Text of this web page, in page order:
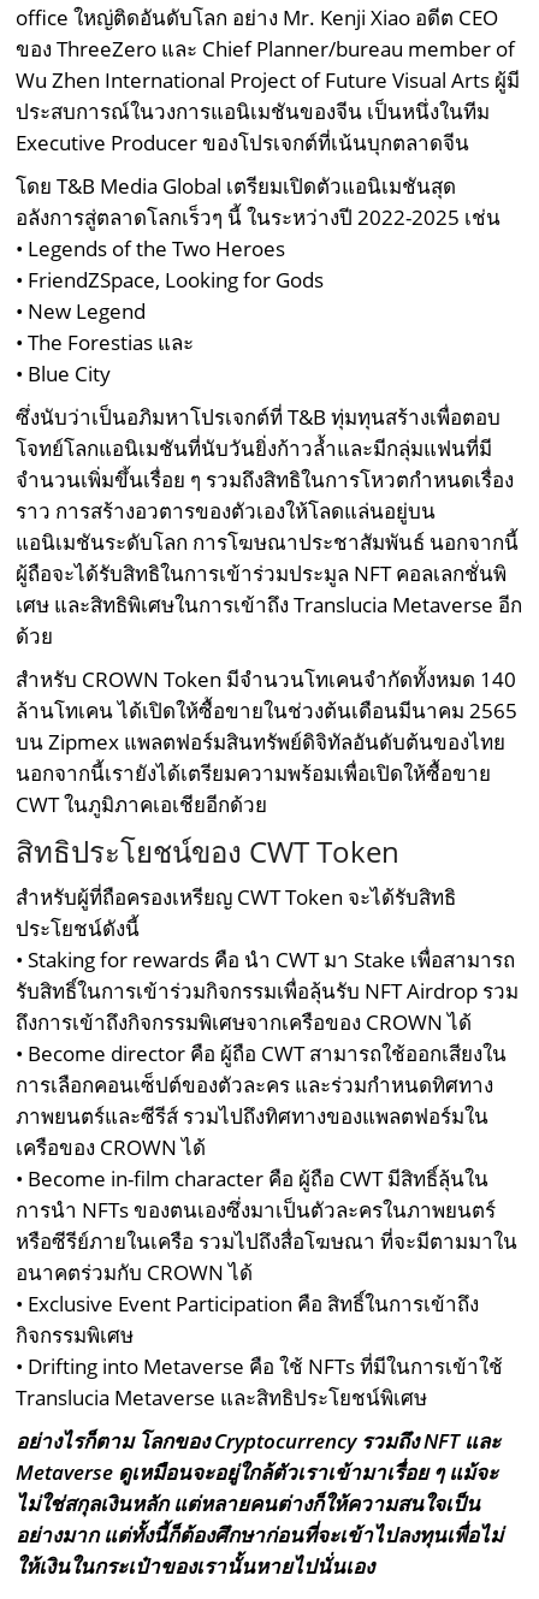
office ใหญ่ติดอันดับโลก อย่าง Mr. Kenji Xiao อดีต CEO
ของ ThreeZero และ Chief Planner/bureau member of
Wu Zhen International Project of Future Visual Arts ผู้มี
ประสบการณ์ในวงการแอนิเมชันของจีน เป็นหนึ่งในทีม
Executive Producer ของโปรเจกต์ที่เน้นบุกตลาดจีน
โดย T&B Media Global เตรียมเปิดตัวแอนิเมชันสุด
อลังการสู่ตลาดโลกเร็วๆ นี้ ในระหว่างปี 2022-2025 เช่น
• Legends of the Two Heroes
• FriendZSpace, Looking for Gods
• New Legend
• The Forestias และ
• Blue City
ซึ่งนับว่าเป็นอภิมหาโปรเจกต์ที่ T&B ทุ่มทุนสร้างเพื่อตอบ
โจทย์โลกแอนิเมชันที่นับวันยิ่งก้าวล้ำและมีกลุ่มแฟนที่มี
จำนวนเพิ่มขึ้นเรื่อย ๆ รวมถึงสิทธิในการโหวตกำหนดเรื่อง
ราว การสร้างอวตารของตัวเองให้โลดแล่นอยู่บน
แอนิเมชันระดับโลก การโฆษณาประชาสัมพันธ์ นอกจากนี้
ผู้ถือจะได้รับสิทธิในการเข้าร่วมประมูล NFT คอลเลกชั่นพิ
เศษ และสิทธิพิเศษในการเข้าถึง Translucia Metaverse อีก
ด้วย
สำหรับ CROWN Token มีจำนวนโทเคนจำกัดทั้งหมด 140
ล้านโทเคน ได้เปิดให้ซื้อขายในช่วงต้นเดือนมีนาคม 2565
บน Zipmex แพลตฟอร์มสินทรัพย์ดิจิทัลอันดับต้นของไทย
นอกจากนี้เรายังได้เตรียมความพร้อมเพื่อเปิดให้ซื้อขาย
CWT ในภูมิภาคเอเชียอีกด้วย
สิทธิประโยชน์ของ CWT Token
สำหรับผู้ที่ถือครองเหรียญ CWT Token จะได้รับสิทธิ
ประโยชน์ดังนี้
• Staking for rewards คือ นำ CWT มา Stake เพื่อสามารถ
รับสิทธิ์ในการเข้าร่วมกิจกรรมเพื่อลุ้นรับ NFT Airdrop รวม
ถึงการเข้าถึงกิจกรรมพิเศษจากเครือของ CROWN ได้
• Become director คือ ผู้ถือ CWT สามารถใช้ออกเสียงใน
การเลือกคอนเซ็ปต์ของตัวละคร และร่วมกำหนดทิศทาง
ภาพยนตร์และซีรีส์ รวมไปถึงทิศทางของแพลตฟอร์มใน
เครือของ CROWN ได้
• Become in-film character คือ ผู้ถือ CWT มีสิทธิ์ลุ้นใน
การนำ NFTs ของตนเองซึ่งมาเป็นตัวละครในภาพยนตร์
หรือซีรีย์ภายในเครือ รวมไปถึงสื่อโฆษณา ที่จะมีตามมาใน
อนาคตร่วมกับ CROWN ได้
• Exclusive Event Participation คือ สิทธิ์ในการเข้าถึง
กิจกรรมพิเศษ
• Drifting into Metaverse คือ ใช้ NFTs ที่มีในการเข้าใช้
Translucia Metaverse และสิทธิประโยชน์พิเศษ
อย่างไรก็ตาม โลกของ Cryptocurrency รวมถึง NFT และ
Metaverse ดูเหมือนจะอยู่ใกล้ตัวเราเข้ามาเรื่อย ๆ แม้จะ
ไม่ใช่สกุลเงินหลัก แต่หลายคนต่างก็ให้ความสนใจเป็น
อย่างมาก แต่ทั้งนี้ก็ต้องศึกษาก่อนที่จะเข้าไปลงทุนเพื่อไม่
ให้เงินในกระเป๋าของเรานั้นหายไปนั่นเอง